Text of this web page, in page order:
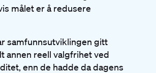
målet er å redusere
samfunnsutviklingen gitt
annen reell valgfrihet ved
enn de hadde da dagens